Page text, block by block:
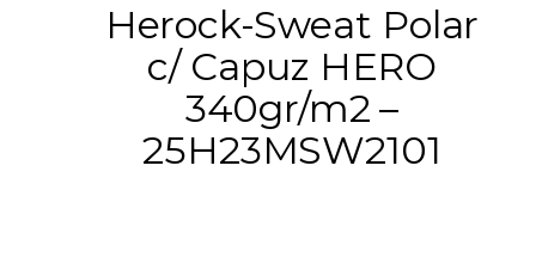
Herock-Sweat Polar
c/ Capuz HERO
340gr/m2 –
25H23MSW2101